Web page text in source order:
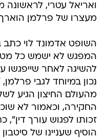
ואריאל עטרי,
מעצרו של פרלמן
השופט אדמונד לוי
המפגש לא ישמש כל
להשיגה לאחר שייפגשו
נכון במיוחד לגבי
מהעולם החיצון הגיע
החקירה, וכאמור לא
זכותו לפגוש עורך דין",
הוסיף שעניינו של